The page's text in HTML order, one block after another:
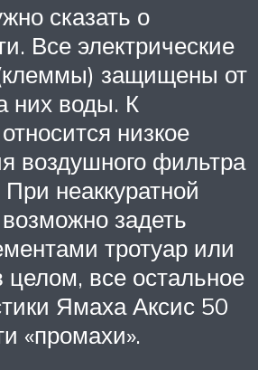
сказать о
Все электрические
защищены от
них воды. К
низкое
воздушного фильтра
неаккуратной
задеть
тротуар или
все остальное
Ямаха Аксис 50
«промахи».